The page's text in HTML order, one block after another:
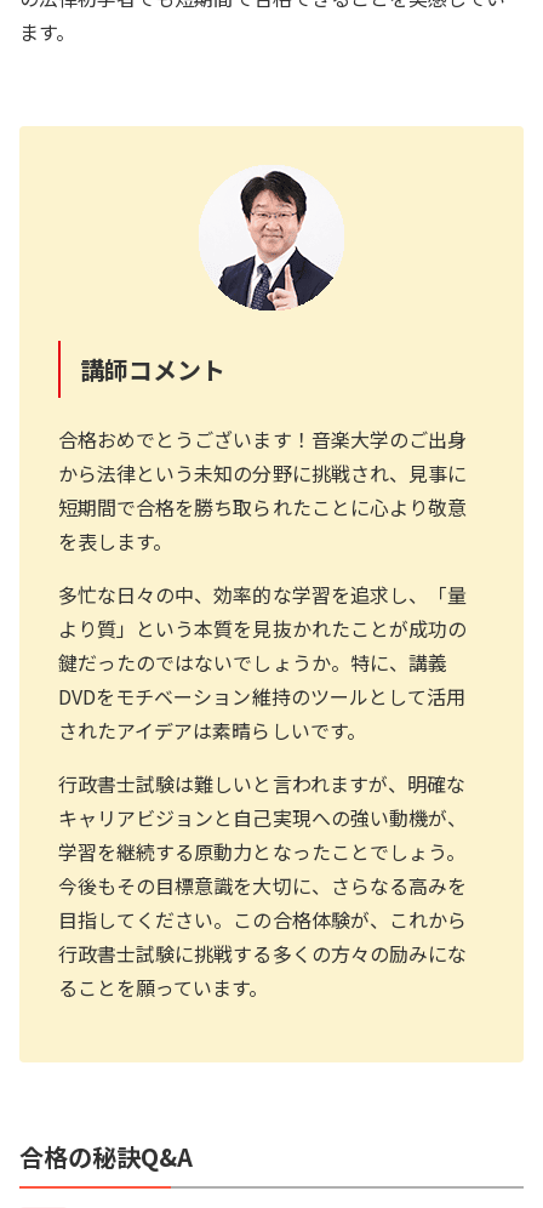
ます。
講師コメント
合格おめでとうございます！音楽大学のご出身
から法律という未知の分野に挑戦され、見事に
短期間で合格を勝ち取られたことに心より敬意
を表します。
多忙な日々の中、効率的な学習を追求し、「量
より質」という本質を見抜かれたことが成功の
鍵だったのではないでしょうか。特に、講義
DVDをモチベーション維持のツールとして活用
されたアイデアは素晴らしいです。
行政書士試験は難しいと言われますが、明確な
キャリアビジョンと自己実現への強い動機が、
学習を継続する原動力となったことでしょう。
今後もその目標意識を大切に、さらなる高みを
目指してください。この合格体験が、これから
行政書士試験に挑戦する多くの方々の励みにな
ることを願っています。
合格の秘訣Q&A